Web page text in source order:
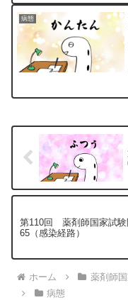
病態
第110回 薬剤師国家試
65（感染経路）
ホーム 薬剤師
病態